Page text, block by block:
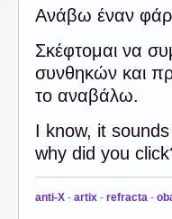
Ανάβω έναν
Σκέφτομαι να
συνθηκών και
το αναβάλω.
I know, it
why did you
anti-X - artix - refracta -